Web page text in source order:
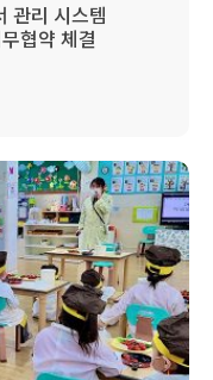
관리 시스템
협약 체결